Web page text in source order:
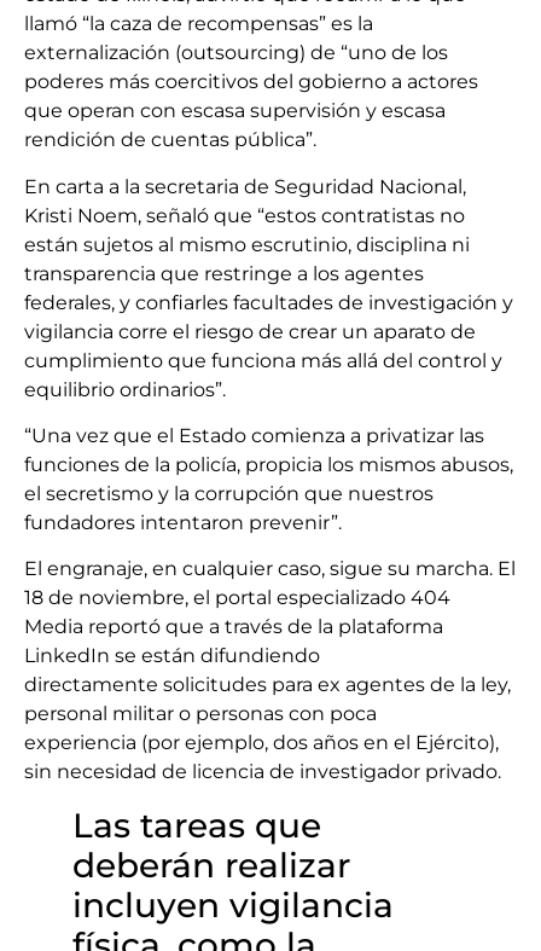
llamó “la caza de recompensas” es la
externalización (outsourcing) de “uno de los
poderes más coercitivos del gobierno a actores
que operan con escasa supervisión y escasa
rendición de cuentas pública”.
En carta a la secretaria de Seguridad Nacional,
Kristi Noem, señaló que “estos contratistas no
están sujetos al mismo escrutinio, disciplina ni
transparencia que restringe a los agentes
federales, y confiarles facultades de investigación y
vigilancia corre el riesgo de crear un aparato de
cumplimiento que funciona más allá del control y
equilibrio ordinarios”.
“Una vez que el Estado comienza a privatizar las
funciones de la policía, propicia los mismos abusos,
el secretismo y la corrupción que nuestros
fundadores intentaron prevenir”.
El engranaje, en cualquier caso, sigue su marcha. El
18 de noviembre, el portal especializado 404
Media reportó que a través de la plataforma
LinkedIn se están difundiendo
directamente solicitudes para ex agentes de la ley,
personal militar o personas con poca
experiencia (por ejemplo, dos años en el Ejército),
sin necesidad de licencia de investigador privado.
Las tareas que
deberán realizar
incluyen vigilancia